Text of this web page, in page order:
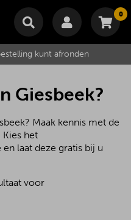
0
leeg.
Subtotaal €
Bestellen
kunt afronden
Giesbeek?
Maak kennis met de
het
laat deze gratis bij u